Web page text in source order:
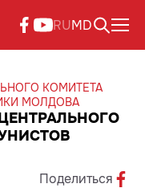
RUMD
КОМИТЕТА
МОЛДОВА
Поделиться